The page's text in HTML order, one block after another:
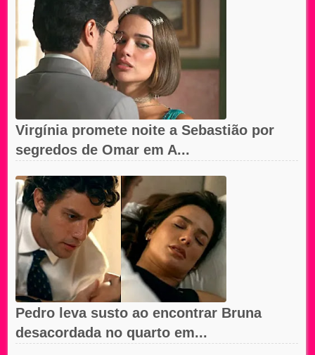
Virgínia promete noite a Sebastião por
segredos de Omar em A...
Pedro leva susto ao encontrar Bruna
desacordada no quarto em...